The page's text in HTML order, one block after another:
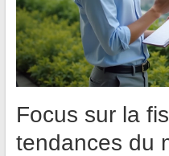
Focus sur la
tendances du